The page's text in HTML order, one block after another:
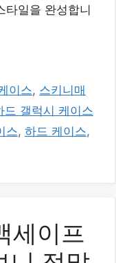
타일을 완성합니
이스, 스키니매
드 갤럭시 케이스
스, 하드 케이스,
세이프